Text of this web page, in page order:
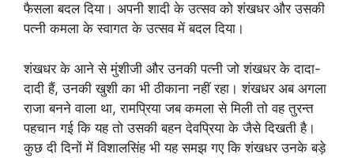
फैसला बदल दिया। अपनी शादी के उत्सव को शंखधर और उसकी
पत्नी कमला के स्वागत के उत्सव में बदल दिया।
शंखधर के आने से मुंशीजी और उनकी पत्नी जो शंखधर के दादा-
दादी हैं, उनकी खुशी का भी ठीकाना नहीं रहा। शंखधर अब अगला
राजा बनने वाला था, रामप्रिया जब कमला से मिली तो वह तुरन्त
पहचान गई कि यह तो उसकी बहन देवप्रिया के जैसे दिखती है।
कुछ दी दिनों में विशालसिंह भी यह समझ गए कि शंखधर उनके बड़े